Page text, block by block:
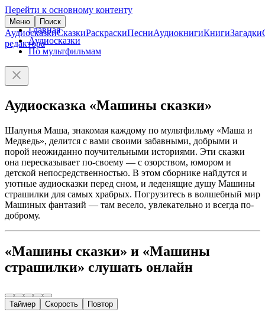
Перейти к основному контенту
Меню Поиск
АудиосказкиСказкиРаскраскиПесниАудиокнигиКнигиЗагадки
редактора
Главная
Аудиосказки
По мультфильмам
Аудиосказка «Машины сказки»
Шалунья Маша, знакомая каждому по мультфильму «Маша и
Медведь», делится с вами своими забавными, добрыми и
порой неожиданно поучительными историями. Эти сказки
она пересказывает по-своему — с озорством, юмором и
детской непосредственностью. В этом сборнике найдутся и
уютные аудиосказки перед сном, и леденящие душу Машины
страшилки для самых храбрых. Погрузитесь в волшебный мир
Машиных фантазий — там весело, увлекательно и всегда по-
доброму.
«Машины сказки» и «Машины
страшилки» слушать онлайн
Таймер Скорость Повтор